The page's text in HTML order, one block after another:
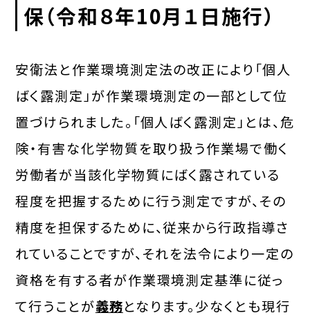
保（令和８年10月１日施行）
安衛法と作業環境測定法の改正により「個人
ばく露測定」が作業環境測定の一部として位
置づけられました。「個人ばく露測定」とは、危
険・有害な化学物質を取り扱う作業場で働く
労働者が当該化学物質にばく露されている
程度を把握するために行う測定ですが、その
精度を担保するために、従来から行政指導さ
れていることですが、それを法令により一定の
資格を有する者が作業環境測定基準に従っ
て行うことが義務となります。少なくとも現行